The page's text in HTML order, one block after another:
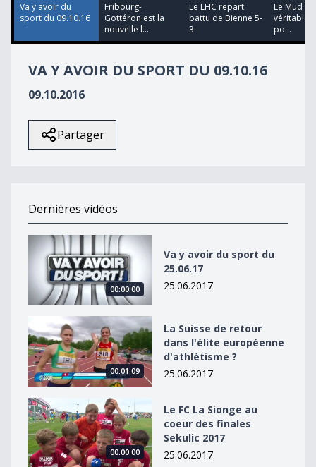
34
seconds
Va y avoir du
sport du 09.10.16
Fribourg-
Gottéron est la
nouvelle l...
Le LHC repart
battu de Bienne 5-
3
Le Mud
véritable
po...
VA Y AVOIR DU SPORT DU 09.10.16
09.10.2016
Partager
Dernières vidéos
Va y avoir du sport du 25.06.17
00:00:00
Va y avoir du sport du
25.06.17
25.06.2017
La Suisse de retour dans l&#039;élite européenne
00:01:09
La Suisse de retour
dans l'élite européenne
d'athlétisme ?
25.06.2017
Le FC La Sionge au coeur des finales Sekulic 2017
00:00:00
Le FC La Sionge au
coeur des finales
Sekulic 2017
25.06.2017